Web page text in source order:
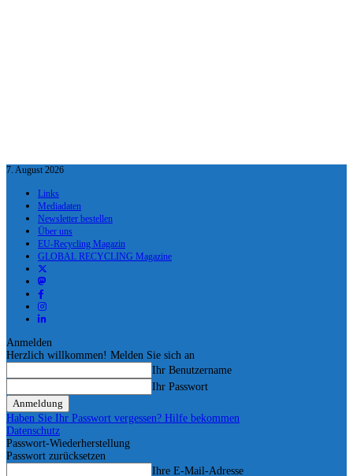
7. August 2026
Links
Mediadaten
Newsletter bestellen
Über uns
EU-Recycling Magazin
GLOBAL RECYCLING Magazine
Anmelden
Herzlich willkommen! Melden Sie sich an
Ihr Benutzername
Ihr Passwort
Haben Sie Ihr Passwort vergessen? Hilfe bekommen
Datenschutz
Passwort-Wiederherstellung
Passwort zurücksetzen
Ihre E-Mail-Adresse